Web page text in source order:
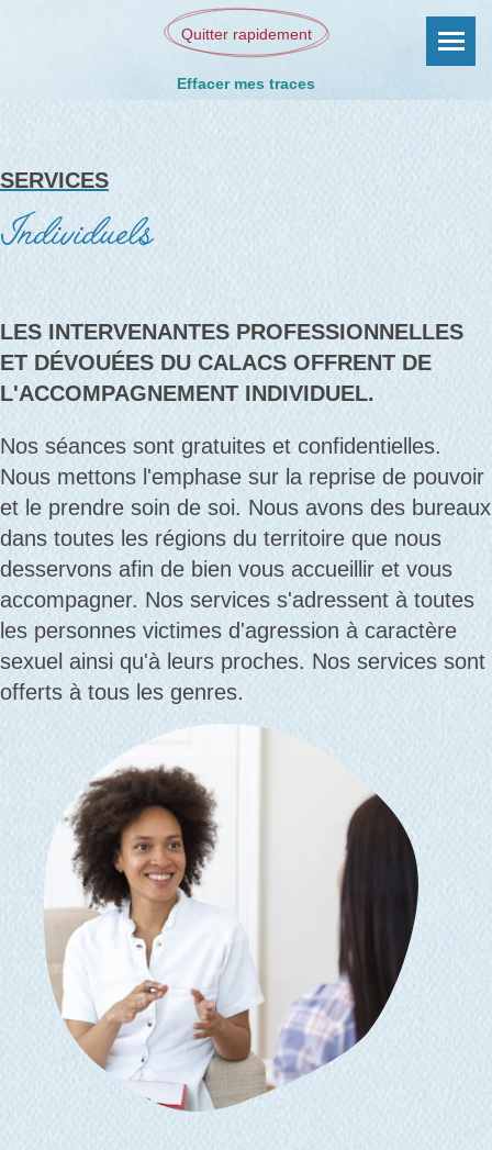
Quitter rapidement
Effacer mes traces
SERVICES
Individuels
LES INTERVENANTES PROFESSIONNELLES
ET DÉVOUÉES DU CALACS OFFRENT DE
L'ACCOMPAGNEMENT INDIVIDUEL.
Nos séances sont gratuites et confidentielles.
Nous mettons l'emphase sur la reprise de pouvoir
et le prendre soin de soi. Nous avons des bureaux
dans toutes les régions du territoire que nous
desservons afin de bien vous accueillir et vous
accompagner. Nos services s'adressent à toutes
les personnes victimes d'agression à caractère
sexuel ainsi qu'à leurs proches. Nos services sont
offerts à tous les genres.